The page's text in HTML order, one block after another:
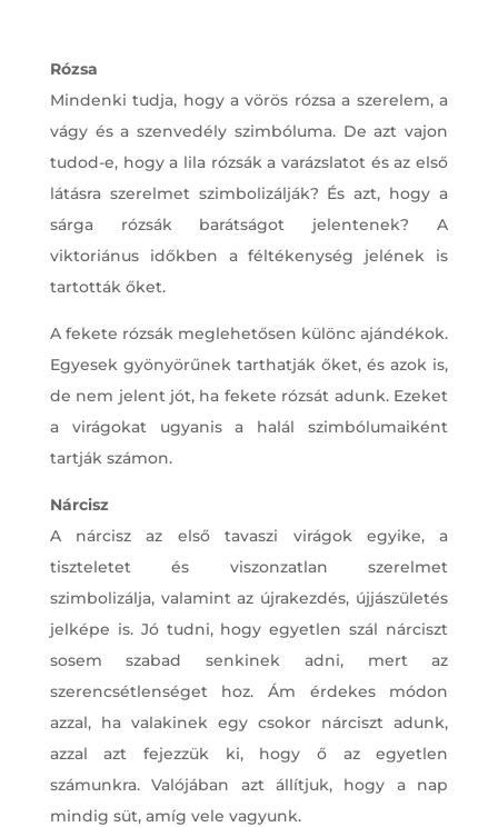
Rózsa
Mindenki tudja, hogy a vörös rózsa a szerelem, a
vágy és a szenvedély szimbóluma. De azt vajon
tudod-e, hogy a lila rózsák a varázslatot és az első
látásra szerelmet szimbolizálják? És azt, hogy a
sárga rózsák barátságot jelentenek? A
viktoriánus időkben a féltékenység jelének is
tartották őket.
A fekete rózsák meglehetősen különc ajándékok.
Egyesek gyönyörűnek tarthatják őket, és azok is,
de nem jelent jót, ha fekete rózsát adunk. Ezeket
a virágokat ugyanis a halál szimbólumaiként
tartják számon.
Nárcisz
A nárcisz az első tavaszi virágok egyike, a
tiszteletet és viszonzatlan szerelmet
szimbolizálja, valamint az újrakezdés, újjászületés
jelképe is. Jó tudni, hogy egyetlen szál nárciszt
sosem szabad senkinek adni, mert az
szerencsétlenséget hoz. Ám érdekes módon
azzal, ha valakinek egy csokor nárciszt adunk,
azzal azt fejezzük ki, hogy ő az egyetlen
számunkra. Valójában azt állítjuk, hogy a nap
mindig süt, amíg vele vagyunk.